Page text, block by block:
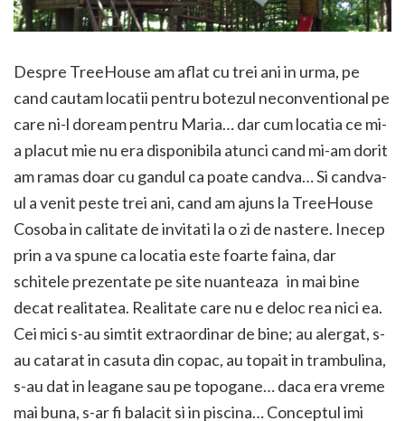
Despre TreeHouse am aflat cu trei ani in urma, pe
cand cautam locatii pentru botezul neconventional pe
care ni-l doream pentru Maria… dar cum locatia ce mi-
a placut mie nu era disponibila atunci cand mi-am dorit
am ramas doar cu gandul ca poate candva… Si candva-
ul a venit peste trei ani, cand am ajuns la TreeHouse
Cosoba in calitate de invitati la o zi de nastere. Inecep
prin a va spune ca locatia este foarte faina, dar
schitele prezentate pe site nuanteaza in mai bine
decat realitatea. Realitate care nu e deloc rea nici ea.
Cei mici s-au simtit extraordinar de bine; au alergat, s-
au catarat in casuta din copac, au topait in trambulina,
s-au dat in leagane sau pe topogane… daca era vreme
mai buna, s-ar fi balacit si in piscina… Conceptul imi